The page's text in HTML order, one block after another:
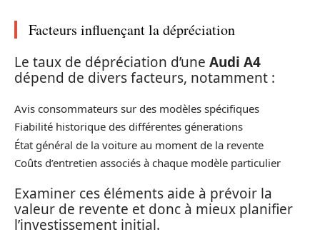
Facteurs influençant la dépréciation
Le taux de dépréciation d’une Audi A4
dépend de divers facteurs, notamment :
Avis consommateurs sur des modèles spécifiques
Fiabilité historique des différentes génerations
État général de la voiture au moment de la revente
Coûts d’entretien associés à chaque modèle particulier
Examiner ces éléments aide à prévoir la
valeur de revente et donc à mieux planifier
l’investissement initial.